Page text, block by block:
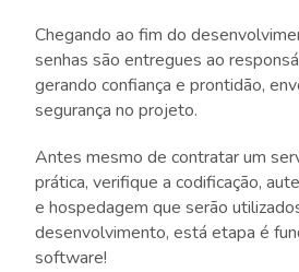
Chegando ao fim do
senhas são entregues ao
gerando confiança e prontidão,
segurança no projeto.
Antes mesmo de contratar um
prática, verifique a codificação,
e hospedagem que serão
desenvolvimento, está etapa é
software!